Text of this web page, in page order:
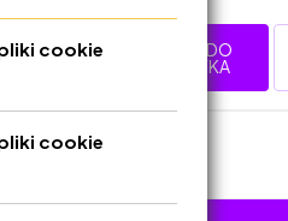
DODAJ DO
KOSZYKA
cookie
cookie